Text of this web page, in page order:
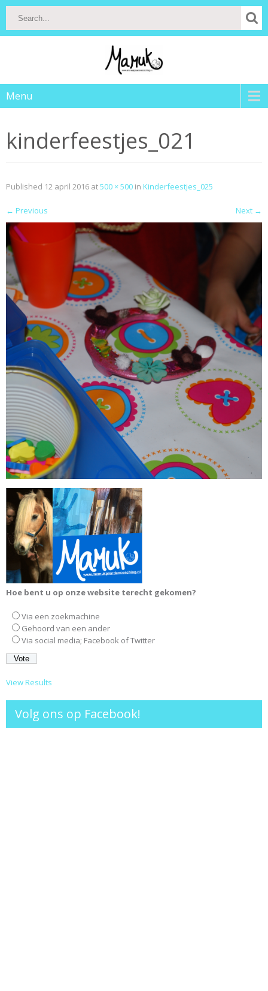
Menu
kinderfeestjes_021
Published 12 april 2016 at500 × 500 in Kinderfeestjes_025
← Previous Next →
Hoe bent u op onze website terecht gekomen?
Via een zoekmachine
Gehoord van een ander
Via social media; Facebook of Twitter
View Results
Volg ons op Facebook!